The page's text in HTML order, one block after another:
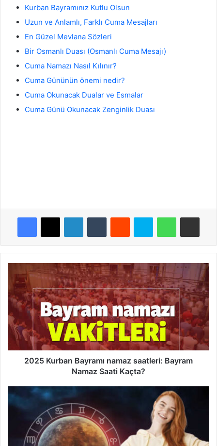
Kurban Bayramınız Kutlu Olsun
Uzun ve Anlamlı, Farklı Cuma Mesajları
En Güzel Mevlana Sözleri
Bir Osmanlı Duası (Osmanlı Cuma Mesajı)
Cuma Namazı Nasıl Kılınır?
Cuma Gününün önemi nedir?
Cuma Okunacak Dualar ve Esmalar
Cuma Günü Okunacak Zenginlik Duası
Facebook
X LinkedInTumblr Reddit Skype WhatsAppE-Posta ile
Kurban
Bayramı
namaz
saatleri:
Bayram
Namaz
Saati
Kaçta?
2025 Kurban Bayramı namaz saatleri: Bayram
Namaz Saati Kaçta?
Yorumları
Haziran